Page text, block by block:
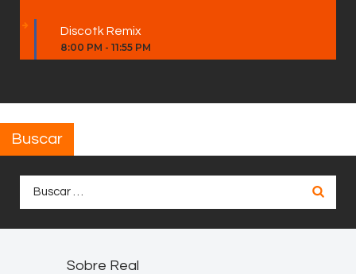
Discotk Remix
8:00 PM - 11:55 PM
Buscar
Sobre Real